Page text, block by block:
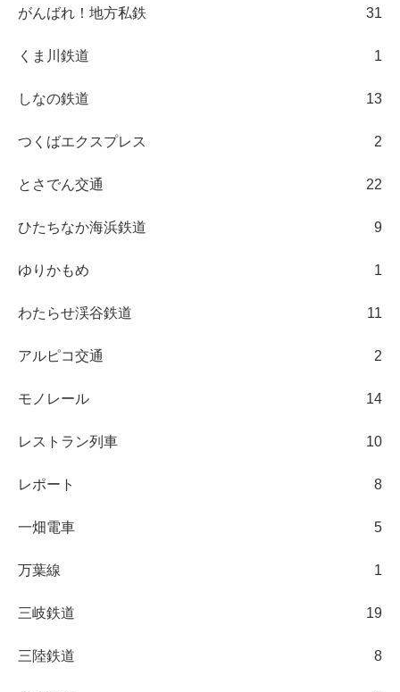
がんばれ！地方私鉄 31
くま川鉄道 1
しなの鉄道 13
つくばエクスプレス 2
とさでん交通 22
ひたちなか海浜鉄道 9
ゆりかもめ 1
わたらせ渓谷鉄道 11
アルピコ交通 2
モノレール 14
レストラン列車 10
レポート 8
一畑電車 5
万葉線 1
三岐鉄道 19
三陸鉄道 8